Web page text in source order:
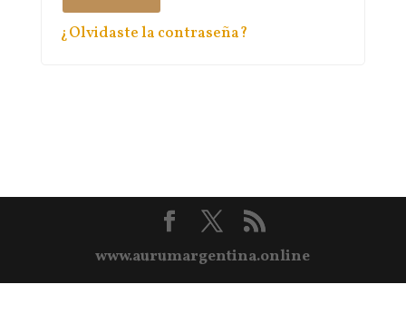
¿Olvidaste la contraseña?
www.aurumargentina.online